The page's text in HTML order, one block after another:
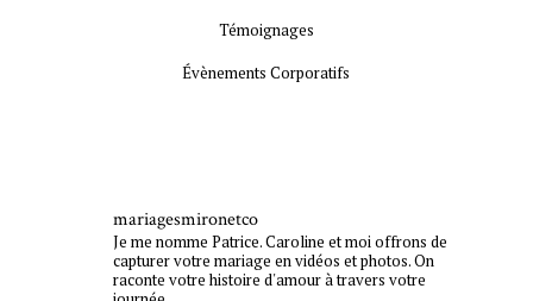
Témoignages
Évènements Corporatifs
mariagesmironetco
Je me nomme Patrice. Caroline et moi offrons de
capturer votre mariage en vidéos et photos. On
raconte votre histoire d'amour à travers votre